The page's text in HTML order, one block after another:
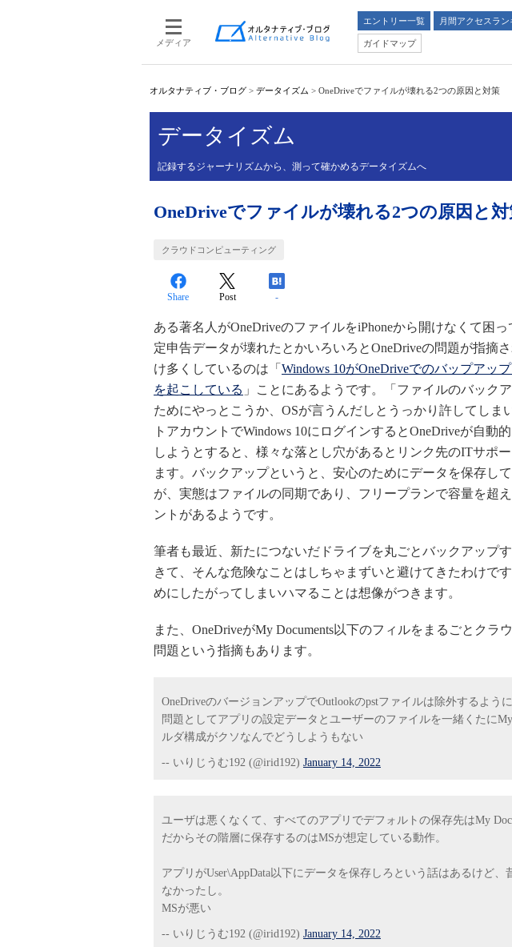
メディア
エントリー一覧 月間アクセスラ
ガイドマップ
オルタナティブ・ブログ > データイズム > OneDriveでファイルが壊れる2つの原因と対策
データイズム
記録するジャーナリズムから、測って確かめるデータイズムへ
OneDriveでファイルが壊れる2つの原因と
クラウドコンピューティング
Share Post -
ある著名人がOneDriveのファイルをiPhoneから開けなくて困
定申告データが壊れたとかいろいろとOneDriveの問題が指摘
け多くしているのは 「 Windows 10がOneDriveでのバップアッ
を起こしている 」ことにあるようです。「ファイルのバック
ためにやっとこうか、OSが言うんだしとうっかり許してしま
トアカウントでWindows 10にログインするとOneDriveが自動
しようとすると、様々な落とし穴があるとリンク先のITサポ
ます。 バックアップというと、安心のためにデータを保存し
が、実態はファイルの同期であり、フリープランで容量を超
ントがあるようです。
筆者も最近、新たにつないだドライブを丸ごとバックアップ
きて、そんな危険なことはしちゃまずいと避けてきたわけで
めにしたがってしまいハマることは想像がつきます。
また、OneDriveがMy Documents以下のフィルをまるごとクラ
問題という指摘もあります。
OneDriveのバージョンアップでOutlookのpstファイルは除外するよう
問題としてアプリの設定データとユーザーのファイルを一緒くたに
ルダ構成がクソなんでどうしようもない
-- いりじうむ192 (@irid192) January 14, 2022
ユーザは悪くなくて、すべてのアプリでデフォルトの保存先はMy
だからその階層に保存するのはMSが想定している動作。
アプリがUser\AppData以下にデータを保存しろという話はあるけど、
なかったし。
MSが悪い
-- いりじうむ192 (@irid192) January 14, 2022